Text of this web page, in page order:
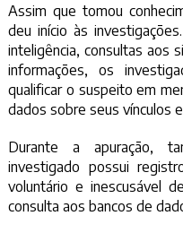
Assim que tomou
deu início às
inteligência, consultas aos
informações, os
qualificar o suspeito em
dados sobre seus vínculos
Durante a apuração,
investigado possui
voluntário e inescusável
consulta aos bancos de